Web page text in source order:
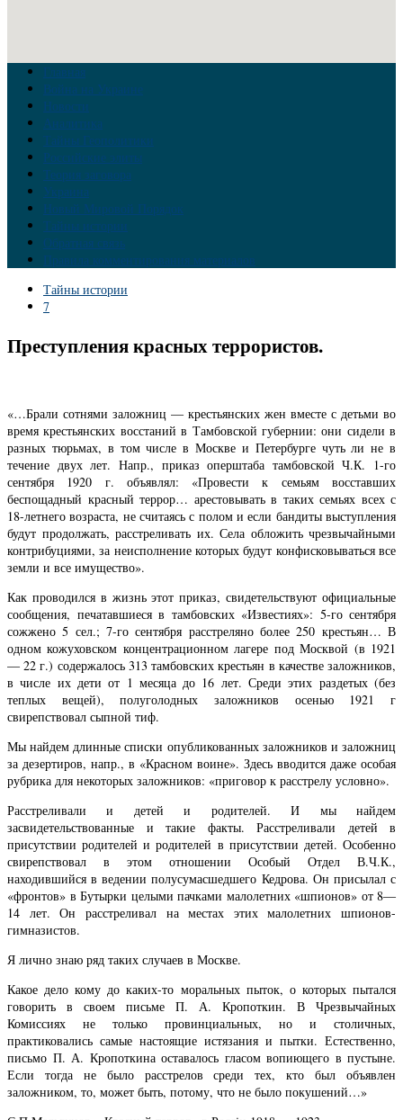
Главная
Война на Украине
Новости
Аналитика
Тайны Геополитики
Российские элиты
Теория заговора
Украина
Новый Мировой Порядок
Тайны истории
Обратная связь
Правила комментирования материалов
Тайны истории
7
Преступления красных террористов.
«…Брали сотнями заложниц — крестьянских жен вместе с детьми во
время крестьянских восстаний в Тамбовской губернии: они сидели в
разных тюрьмах, в том числе в Москве и Петербурге чуть ли не в
течение двух лет. Напр., приказ оперштаба тамбовской Ч.К. 1-го
сентября 1920 г. объявлял: «Провести к семьям восставших
беспощадный красный террор… арестовывать в таких семьях всех с
18-летнего возраста, не считаясь с полом и если бандиты выступления
будут продолжать, расстреливать их. Села обложить чрезвычайными
контрибуциями, за неисполнение которых будут конфисковываться все
земли и все имущество».
Как проводился в жизнь этот приказ, свидетельствуют официальные
сообщения, печатавшиеся в тамбовских «Известиях»: 5-го сентября
сожжено 5 сел.; 7-го сентября расстреляно более 250 крестьян… В
одном кожуховском концентрационном лагере под Москвой (в 1921
— 22 г.) содержалось 313 тамбовских крестьян в качестве заложников,
в числе их дети от 1 месяца до 16 лет. Среди этих раздетых (без
теплых вещей), полуголодных заложников осенью 1921 г
свирепствовал сыпной тиф.
Мы найдем длинные списки опубликованных заложников и заложниц
за дезертиров, напр., в «Красном воине». Здесь вводится даже особая
рубрика для некоторых заложников: «приговор к расстрелу условно».
Расстреливали и детей и родителей. И мы найдем
засвидетельствованные и такие факты. Расстреливали детей в
присутствии родителей и родителей в присутствии детей. Особенно
свирепствовал в этом отношении Особый Отдел В.Ч.К.,
находившийся в ведении полусумасшедшего Кедрова. Он присылал с
«фронтов» в Бутырки целыми пачками малолетних «шпионов» от 8—
14 лет. Он расстреливал на местах этих малолетних шпионов-
гимназистов.
Я лично знаю ряд таких случаев в Москве.
Какое дело кому до каких-то моральных пыток, о которых пытался
говорить в своем письме П. А. Кропоткин. В Чрезвычайных
Комиссиях не только провинциальных, но и столичных,
практиковались самые настоящие истязания и пытки. Естественно,
письмо П. А. Кропоткина оставалось гласом вопиющего в пустыне.
Если тогда не было расстрелов среди тех, кто был объявлен
заложником, то, может быть, потому, что не было покушений…»